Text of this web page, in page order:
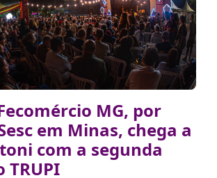
MG, por
em Minas, chega a
com a segunda
TRUPI